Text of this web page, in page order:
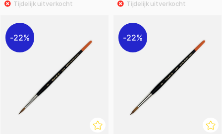
22% 22%